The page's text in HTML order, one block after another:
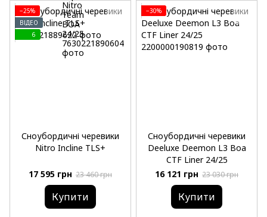
−25%
ВІДЕО
6
Сноубордичні черевики
Nitro Incline TLS+
17 595 грн 23 460 грн
Купити
−30%
Сноубордичні черевики
Deeluxe Deemon L3 Boa
CTF Liner 24/25
16 121 грн 23 030 грн
Купити